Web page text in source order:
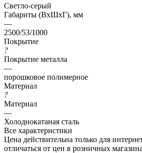
Светло-серый
Габариты (ВхШхГ), мм
—
2500/53/1000
Покрытие
?
Покрытие металла
—
порошковое полимерное
Материал
?
Материал
—
Холоднокатаная сталь
Все характеристики
Цена действительна только для
отличаться от цен в розничных